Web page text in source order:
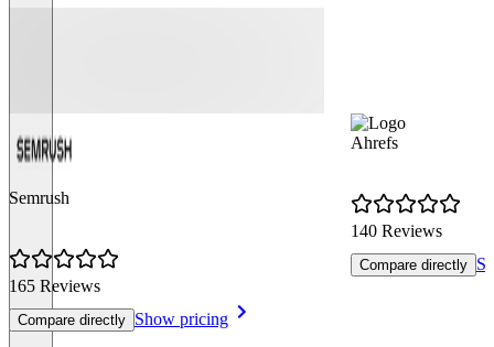
Semrush
165 Reviews
Compare directly Show pricing
Ahrefs
140 Reviews
Compare directly